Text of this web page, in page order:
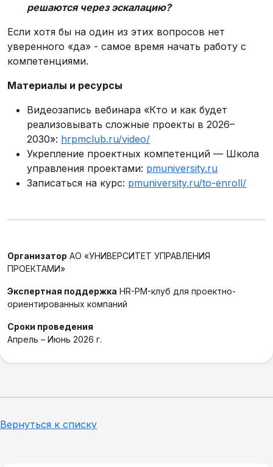
решаются через эскалацию?
Если хотя бы на один из этих вопросов нет
уверенного «да» - самое время начать работу с
компетенциями.
Материалы и ресурсы
Видеозапись вебинара «Кто и как будет
реализовывать сложные проекты в 2026–
2030»: hrpmclub.ru/video/
Укрепление проектных компетенций — Школа
управления проектами: pmuniversity.ru
Записаться на курс: pmuniversity.ru/to-enroll/
Организатор АО «УНИВЕРСИТЕТ УПРАВЛЕНИЯ
ПРОЕКТАМИ»
Экспертная поддержка HR-PM-клуб для проектно-
ориентированных компаний
Сроки проведения
Апрель – Июнь 2026 г.
Вернуться к списку